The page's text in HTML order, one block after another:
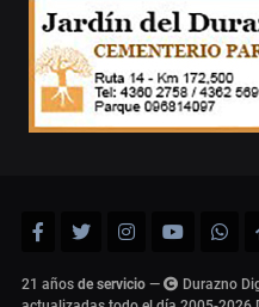
21 años de servicio —
Durazno